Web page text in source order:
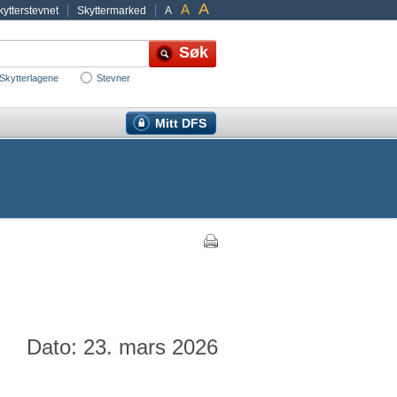
A A A
Skyttermarked
Skytterlagene Stevner
Mitt DFS
Dato: 23. mars 2026